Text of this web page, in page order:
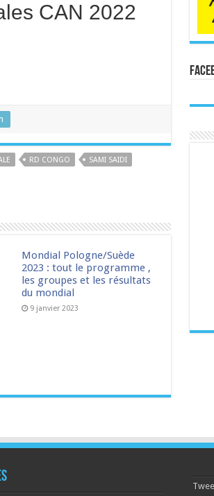
CAN 2022
RD CONGO SAMI SAIDI
Mondial Pologne/Suède
2023 : tout le programme ,
les groupes et les résultats
du mondial
9 janvier 2023